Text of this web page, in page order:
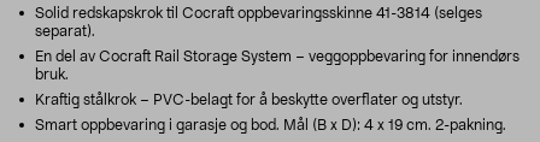
Solid redskapskrok til Cocraft oppbevaringsskinne 41-3814 (selges
separat).
En del av Cocraft Rail Storage System – veggoppbevaring for innendørs
bruk.
Kraftig stålkrok – PVC-belagt for å beskytte overflater og utstyr.
Smart oppbevaring i garasje og bod. Mål (B x D): 4 x 19 cm. 2-pakning.